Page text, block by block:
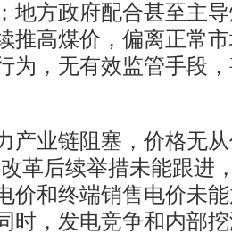
地方政府配合甚至主
推高煤价，偏离正常
为，无有效监管手段
业链阻塞，价格无从
革后续举措未能跟进
价和终端销售电价未
时，发电竞争和内部